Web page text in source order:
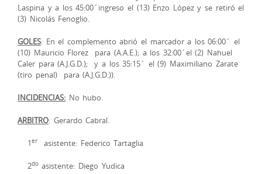
Laspina y a los 45:00´ingreso el (13) Enzo López y se retiró el
(3) Nicolás Fenoglio.
GOLES: En el complemento abrió el marcador a los 06:00´ el
(10) Mauricio Florez para (A.A.E.); a los 32:00´el (2) Nahuel
Caler para (A.J.G.D.); y a los 35:15´ el (9) Maximiliano Zarate
(tiro penal) para (A.J.G.D.)).
INCIDENCIAS: No hubo.
ARBITRO: Gerardo Cabral.
1erasistente: Federico Tartaglia
2doasistente: Diego Yudica